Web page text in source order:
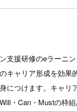
支援研修のeラーニ
キャリア形成を効果
につけます。キャリ
・Can・Mustの枠